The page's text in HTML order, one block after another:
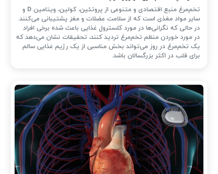
تخم‌مرغ منبع اقتصادی و متنوعی از پروتئین، کولین، ویتامین D و
سایر مواد مغذی است که از سلامت عضلات و مغز پشتیبانی می‌کنند.
در حالی که نگرانی‌ها در مورد کلسترول غذایی باعث شده ‌برخی افراد
در مورد خوردن منظم تخم‌مرغ تردید کنند، تحقیقات نشان می‌دهد که
یک تخم‌مرغ در روز می‌تواند بخش مناسبی از یک رژیم غذایی سالم
برای قلب در اکثر بزرگسالان باشد.